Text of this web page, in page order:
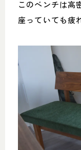
このベンチは高
座っていても疲